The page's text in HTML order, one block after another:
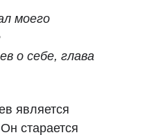
моего
о себе, глава
является
старается